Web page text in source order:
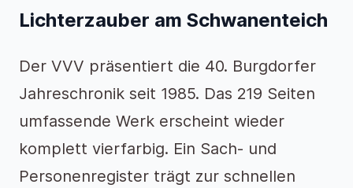
Lichterzauber am Schwanenteich
Der VVV präsentiert die 40. Burgdorfer
Jahreschronik seit 1985. Das 219 Seiten
umfassende Werk erscheint wieder
komplett vierfarbig. Ein Sach- und
Personenregister trägt zur schnellen